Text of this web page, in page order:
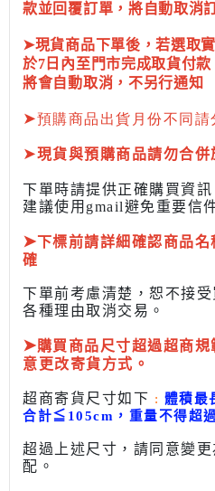
款並回覆訂單，將自動取消
➤現貨商品下單後，若選取
於7日內至門市完成取貨付
將會自動取消，不另行通知
➤預購商品出貨月份不同請
➤現貨與預購商品請勿合併
下單時請提供正確購買資
建議使用gmail避免重要信
➤下標前請詳細確認商品
確
下單前考慮清楚，恕不接
各種理由取消交易。
➤購買商品尺寸超過超商規
意更改寄貨方式。
超商寄貨尺寸如下 : 體積最
合計≦ 105cm， 重量不得超
超過上述尺寸，請同意變更
配 。